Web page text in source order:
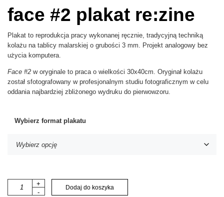
face #2 plakat re:zine
Plakat to reprodukcja pracy wykonanej ręcznie, tradycyjną techniką
kolażu na tablicy malarskiej o grubości 3 mm. Projekt analogowy bez
użycia komputera.
Face #2 w oryginale to praca o wielkości 30x40cm. Oryginał kolażu
został sfotografowany w profesjonalnym studiu fotograficznym w celu
oddania najbardziej zbliżonego wydruku do pierwowzoru.
Wybierz format plakatu
+
-
Dodaj do koszyka